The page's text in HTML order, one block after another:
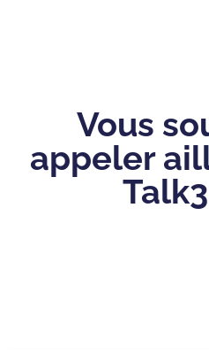
Vous
appeler